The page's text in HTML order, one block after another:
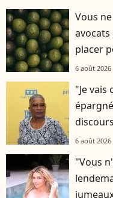
Vous
placer
6 août 2026
"Je vais
6 août 2026
"Vous